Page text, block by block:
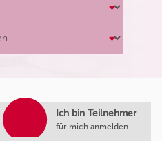
Ich bin Teilnehmer
für mich anmelden